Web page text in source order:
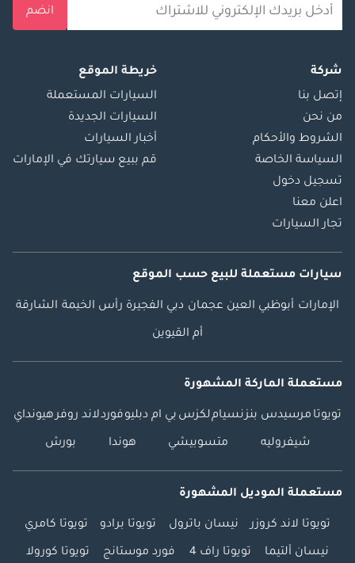
انضم
شركة
إتصل بنا
من نحن
الشروط والأحكام
السياسة الخاصة
تسجيل دخول
اعلن معنا
تجار السيارات
خريطة الموقع
السيارات المستعملة
السيارات الجديدة
أخبار السيارات
قم ببيع سيارتك في الإمارات
سيارات مستعملة للبيع حسب الموقع
الإمارات أبوظبي العين عجمان دبي الفجيرة رأس الخيمة الشارقة
أم القيوين
مستعملة الماركة المشهورة
تويوتا مرسيدس بنزنسياملكزس بي ام دبليوفوردلاند روفرهيونداي
شيفروليه متسوبيشي هوندا بورش
مستعملة الموديل المشهورة
تويوتا لاند كروزر نيسان باترول تويوتا برادو تويوتا كامري
نيسان ألتيما تويوتا راف 4 فورد موستانج تويوتا كورولا